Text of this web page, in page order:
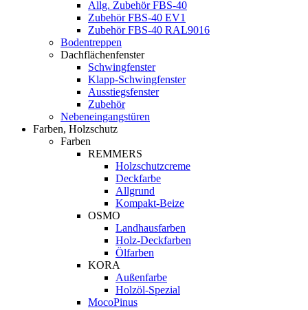
Allg. Zubehör FBS-40
Zubehör FBS-40 EV1
Zubehör FBS-40 RAL9016
Bodentreppen
Dachflächenfenster
Schwingfenster
Klapp-Schwingfenster
Ausstiegsfenster
Zubehör
Nebeneingangstüren
Farben, Holzschutz
Farben
REMMERS
Holzschutzcreme
Deckfarbe
Allgrund
Kompakt-Beize
OSMO
Landhausfarben
Holz-Deckfarben
Ölfarben
KORA
Außenfarbe
Holzöl-Spezial
MocoPinus